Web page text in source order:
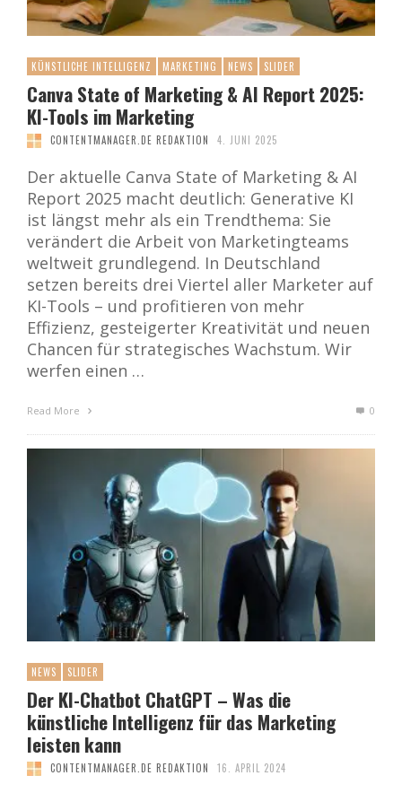
KÜNSTLICHE INTELLIGENZ MARKETING NEWS SLIDER
Canva State of Marketing & AI Report 2025:
KI-Tools im Marketing
CONTENTMANAGER.DE REDAKTION 4. JUNI 2025
Der aktuelle Canva State of Marketing & AI
Report 2025 macht deutlich: Generative KI
ist längst mehr als ein Trendthema: Sie
verändert die Arbeit von Marketingteams
weltweit grundlegend. In Deutschland
setzen bereits drei Viertel aller Marketer auf
KI-Tools – und profitieren von mehr
Effizienz, gesteigerter Kreativität und neuen
Chancen für strategisches Wachstum. Wir
werfen einen …
Read More 0
NEWS SLIDER
Der KI-Chatbot ChatGPT – Was die
künstliche Intelligenz für das Marketing
leisten kann
CONTENTMANAGER.DE REDAKTION 16. APRIL 2024